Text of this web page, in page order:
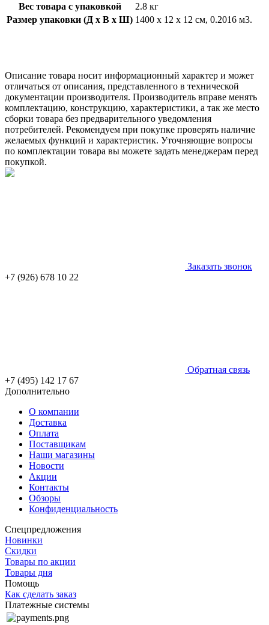
Вес товара с упаковкой
2.8 кг
Размер упаковки (Д x В x Ш) 1400 x 12 x 12 см, 0.2016 м3.
Описание товара носит информационный характер и может
отличаться от описания, представленного в технической
документации производителя. Производитель вправе менять
комплектацию, конструкцию, характеристики, а так же место
сборки товара без предварительного уведомления
потребителей. Рекомендуем при покупке проверять наличие
желаемых функций и характеристик. Уточняющие вопросы
по комплектации товара вы можете задать менеджерам перед
покупкой.
Заказать звонок
+7 (926) 678 10 22
Обратная связь
+7 (495) 142 17 67
Дополнительно
О компании
Доставка
Оплата
Поставщикам
Наши магазины
Новости
Акции
Контакты
Обзоры
Конфиденциальность
Спецпредложения
Новинки
Скидки
Товары по акции
Товары дня
Помощь
Как сделать заказ
Платежные системы